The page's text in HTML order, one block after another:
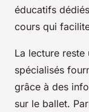
éducatifs
cours qui
La lecture
spécialisés
grâce à des
sur le ballet.